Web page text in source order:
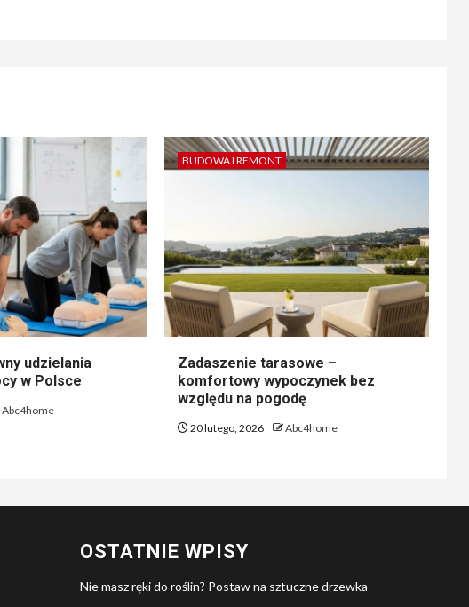
udzielania
w Polsce
Abc4home
BUDOWA I REMONT
Zadaszenie tarasowe –
komfortowy wypoczynek bez
względu na pogodę
20 lutego, 2026 Abc4home
OSTATNIE WPISY
Nie masz ręki do roślin? Postaw na sztuczne drzewka